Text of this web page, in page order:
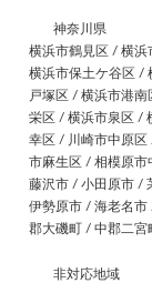
神奈川県
横浜市鶴見区 / 横
横浜市保土ケ谷区 /
戸塚区 / 横浜市港
栄区 / 横浜市泉区 /
幸区 / 川崎市中原
市麻生区 / 相模原
藤沢市 / 小田原市 /
伊勢原市 / 海老名
郡大磯町 / 中郡二宮
非対応地域